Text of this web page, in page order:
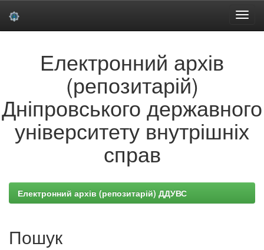
Електронний архів
(репозитарій)
Дніпровського державного
університету внутрішніх
справ
Електронний архів (репозитарій) ДДУВС
Пошук